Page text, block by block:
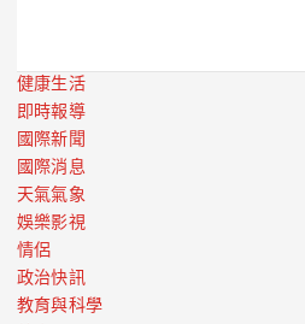
健康生活
即時報導
國際新聞
國際消息
天氣氣象
娛樂影視
情侶
政治快訊
教育與科學